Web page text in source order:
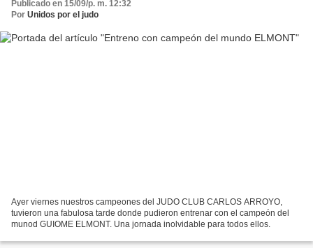
Publicado en 15/09/p. m. 12:32
Por Unidos por el judo
Ayer viernes nuestros campeones del JUDO CLUB CARLOS ARROYO,
tuvieron una fabulosa tarde donde pudieron entrenar con el campeón del
munod GUIOME ELMONT. Una jornada inolvidable para todos ellos.